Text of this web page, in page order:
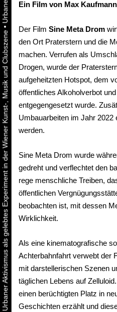
Urbaner Aktivismus als gelebtes Experiment in der Wiener Kunst-, Musik und Clubszene
•
Ein Film von Max Kaufmann
Der Film Sine Meta Drom
den Ort Praterstern und die
machen. Verrufen als
Drogen, wurde der
aufgeheitzten Hotspot, dem
öffentliches Alkoholverbot
entgegengesetzt wurde.
Umbauarbeiten im Jahr
werden.
Sine Meta Drom wurde
gedreht und verflechtet den
rege menschliche Treiben,
öffentlichen
beobachten ist, mit dessen
Wirklichkeit.
Als eine kinematografische
Achterbahnfahrt verwebt der
mit darstellerischen Szenen
täglichen Lebens auf
einen berüchtigten Platz in
Geschichten erzählt und